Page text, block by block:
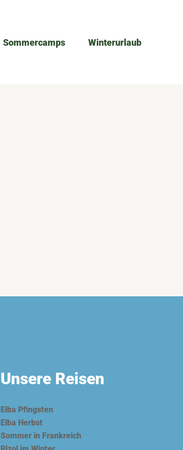
Sommercamps Winterurlaub
Unsere Reisen
Elba Pfingsten
Elba Herbst
Sommer in Frankreich